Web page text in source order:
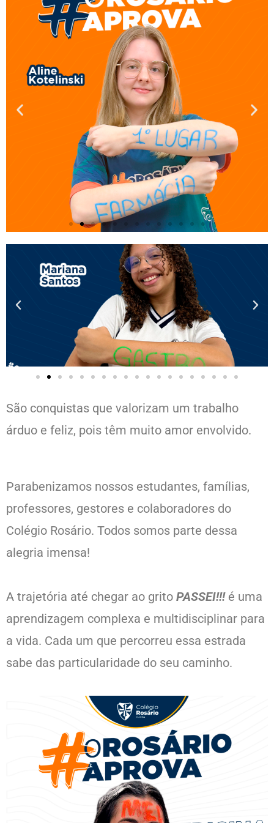
São conquistas que valorizam um trabalho
árduo e feliz, pois têm muito amor envolvido.
Parabenizamos nossos estudantes, famílias,
professores, gestores e colaboradores do
Colégio Rosário. Todos somos parte dessa
alegria imensa!
A trajetória até chegar ao grito PASSEI!!!é uma
aprendizagem complexa e multidisciplinar para
a vida. Cada um que percorreu essa estrada
sabe das particularidade do seu caminho.